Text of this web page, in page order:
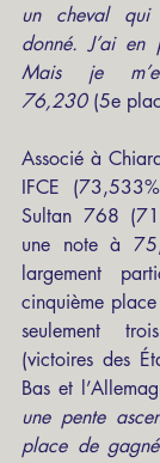
un cheval qui
donné. J’ai en
Mais je
76,230 (5e
Associé à
IFCE
Sultan 768
une note à
largement
cinquième
seulement
(victoires des
Bas et
une pente
place de